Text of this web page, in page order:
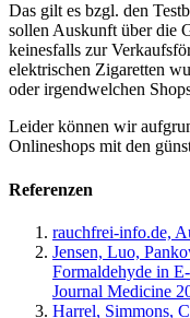
Das gilt es bzgl. den
sollen Auskunft über die
keinesfalls zur
elektrischen Zigaretten
oder irgendwelchen
Leider können wir
Onlineshops mit den
Referenzen
rauchfrei-info.de,
Jensen, Luo,
Formaldehyde in
Journal Medicine
Harrel, Simmons,